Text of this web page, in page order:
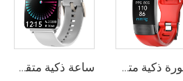
أسورة ذكية متقدمة لمراقبة تخطيط كهربية القلب ودرجة حرارة الجسم، مع تقرير تحليل صحي بالذكاء الاصطناعي، وساعة تتبع تشبع الأكسجين في الدم وضغط الدم ساعة ذكية متقدمة مع تخطيط كهربية القلب ومراقبة متعددة للصحة، وكشف غير جراحي لمستوى الدهون والحمض النووي في الدم، ووظيفة الاهتمام عن بعد